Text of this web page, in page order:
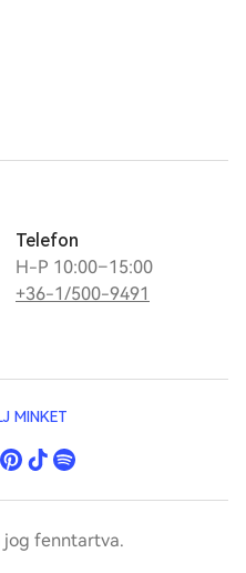
Telefon
H-P 10:00–15:00
+36-1/500-9491
MINKET
fenntartva.